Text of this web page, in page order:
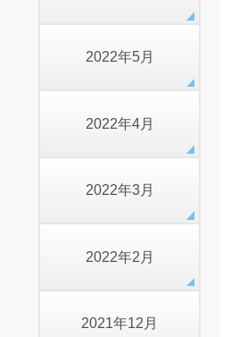
2022年5月
2022年4月
2022年3月
2022年2月
2021年12月